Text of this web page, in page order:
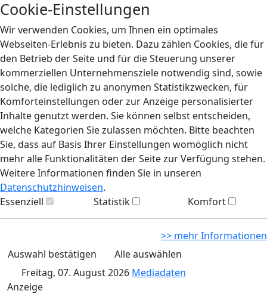
Cookie-Einstellungen
Wir verwenden Cookies, um Ihnen ein optimales
Webseiten-Erlebnis zu bieten. Dazu zählen Cookies, die für
den Betrieb der Seite und für die Steuerung unserer
kommerziellen Unternehmensziele notwendig sind, sowie
solche, die lediglich zu anonymen Statistikzwecken, für
Komforteinstellungen oder zur Anzeige personalisierter
Inhalte genutzt werden. Sie können selbst entscheiden,
welche Kategorien Sie zulassen möchten. Bitte beachten
Sie, dass auf Basis Ihrer Einstellungen womöglich nicht
mehr alle Funktionalitäten der Seite zur Verfügung stehen.
Weitere Informationen finden Sie in unseren
Datenschutzhinweisen.
Essenziell
Statistik Komfort
>> mehr Informationen
Auswahl bestätigen
Alle auswählen
Freitag, 07. August 2026 Mediadaten
Anzeige